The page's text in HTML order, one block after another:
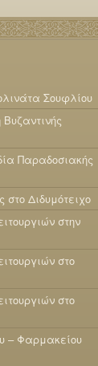
Σουφλίου
Παραδοσιακής
στο Διδυμότειχο
στην
στο
στο
– Φαρμακείου